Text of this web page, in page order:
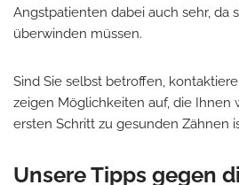
Angstpatienten dabei auch sehr, da
überwinden müssen.
Sind Sie selbst betroffen,
zeigen Möglichkeiten auf, die Ihnen
ersten Schritt zu gesunden Zähnen
Unsere Tipps gegen